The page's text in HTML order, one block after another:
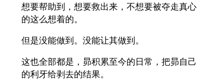
想要帮助到，想要救出来，不想要被夺走真心
的这么想着的。
但是没能做到。没能让其做到。
这也全部都是，昴积累至今的日常，把昴自己
的利牙给剥去的结果。